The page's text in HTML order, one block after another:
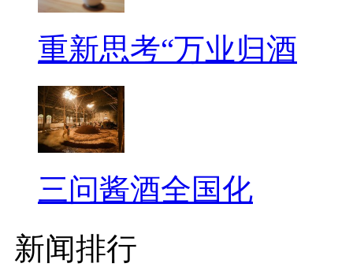
重新思考“万业归酒
三问酱酒全国化
新闻排行